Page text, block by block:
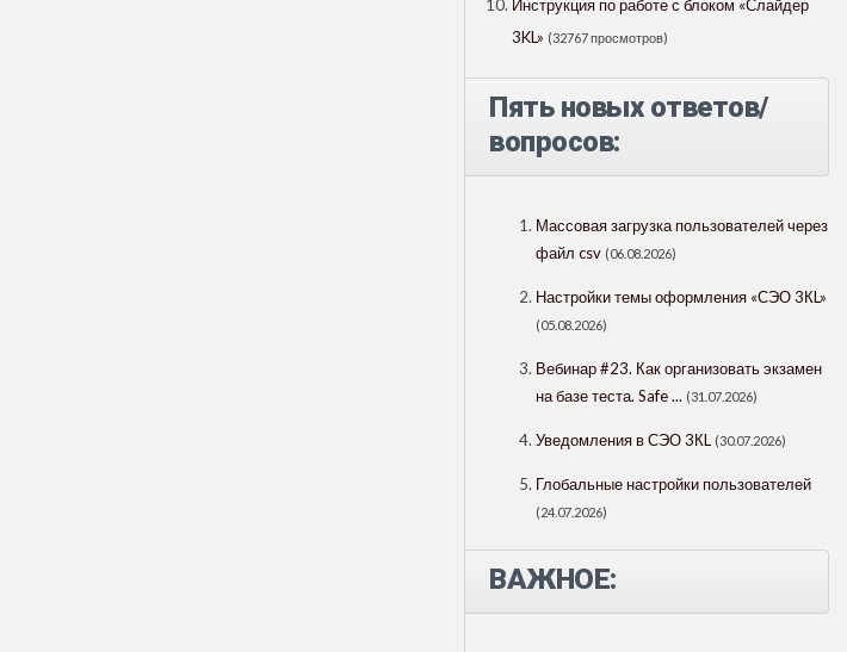
Инструкция по работе с блоком «Слайдер
3KL» (32767 просмотров)
Пять новых ответов/
вопросов:
Массовая загрузка пользователей через
файл csv (06.08.2026)
Настройки темы оформления «СЭО 3КL»
(05.08.2026)
Вебинар #23. Как организовать экзамен
на базе теста. Safe ... (31.07.2026)
Уведомления в СЭО 3КL (30.07.2026)
Глобальные настройки пользователей
(24.07.2026)
ВАЖНОЕ: